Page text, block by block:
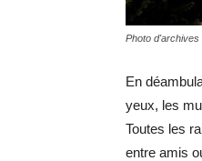
Photo d'archives
En
yeux, les
Toutes les
entre amis